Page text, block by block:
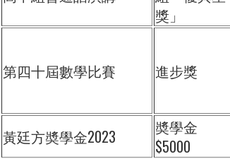
獎」
第四十屆數學比賽 進步獎
黃廷方奬學金2023
奬學金
$5000